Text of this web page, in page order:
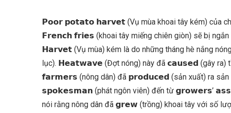
𝗣𝗼𝗼𝗿 𝗽𝗼𝘁𝗮𝘁𝗼 𝗵𝗮𝗿𝘃𝗲𝘁 (Vụ mùa khoai tây kém) của
𝗙𝗿𝗲𝗻𝗰𝗵 𝗳𝗿𝗶𝗲𝘀 (khoai tây miếng chiên giòn) sẽ bị
𝗛𝗮𝗿𝘃𝗲𝘁 (Vụ mùa) kém là do những tháng hè nắng
lục). 𝗛𝗲𝗮𝘁𝘄𝗮𝘃𝗲 (Đợt nóng) này đã 𝗰𝗮𝘂𝘀𝗲𝗱 (gây ra)
𝗳𝗮𝗿𝗺𝗲𝗿𝘀 (nông dân) đã 𝗽𝗿𝗼𝗱𝘂𝗰𝗲𝗱 (sản xuất) ra
𝘀𝗽𝗼𝗸𝗲𝘀𝗺𝗮𝗻 (phát ngôn viên) đến từ 𝗴𝗿𝗼𝘄𝗲𝗿𝘀’
nói rằng nông dân đã 𝗴𝗿𝗲𝘄 (trồng) khoai tây với số